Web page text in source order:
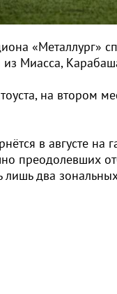
«Металлург»
из Миасса,
на втором
в августе на
преодолевших
два